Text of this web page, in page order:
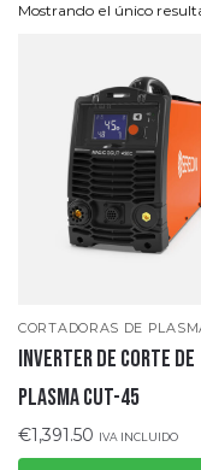
Mostrando el único
CORTADORAS DE
INVERTER DE CORTE DE
PLASMA CUT-45
€1,391.50 IVA INCLUIDO